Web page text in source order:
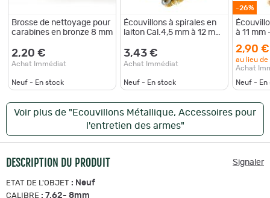
Brosse de nettoyage pour
carabines en bronze 8 mm
2,20 €
Achat Immédiat
Neuf - En stock
Écouvillons à spirales en
laiton Cal.4,5 mm à 12 mm
3,43 €
Achat Immédiat
Neuf - En stock
-26%
à 11 mm
2,90 €
au lieu de
Achat
Neuf - En
Voir plus de "Ecouvillons Métallique, Accessoires pour
l'entretien des armes"
DESCRIPTION DU PRODUIT Signaler
ETAT DE L'OBJET : Neuf
CALIBRE : 7.62- 8mm